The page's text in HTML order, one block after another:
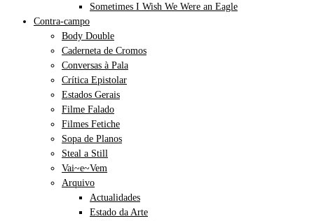
Sometimes I Wish We Were an Eagle
Contra-campo
Body Double
Caderneta de Cromos
Conversas à Pala
Crítica Epistolar
Estados Gerais
Filme Falado
Filmes Fetiche
Sopa de Planos
Steal a Still
Vai~e~Vem
Arquivo
Actualidades
Estado da Arte